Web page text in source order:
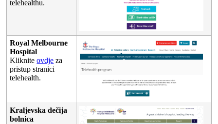
telehealthu.
Royal Melbourne
Hospital
Kliknite ovdje za
pristup stranici
telehealth.
Kraljevska dečija
bolnica